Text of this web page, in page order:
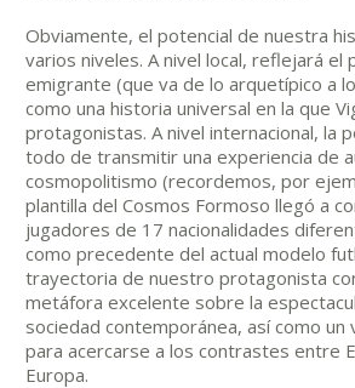
Obviamente, el potencial de nuestra
varios niveles. A nivel local, reflejará el
emigrante (que va de lo arquetípico a
como una historia universal en la que
protagonistas. A nivel internacional, la
todo de transmitir una experiencia de
cosmopolitismo (recordemos, por
plantilla del Cosmos Formoso llegó a
jugadores de 17 nacionalidades
como precedente del actual modelo
trayectoria de nuestro protagonista
metáfora excelente sobre la
sociedad contemporánea, así como un
para acercarse a los contrastes entre
Europa.